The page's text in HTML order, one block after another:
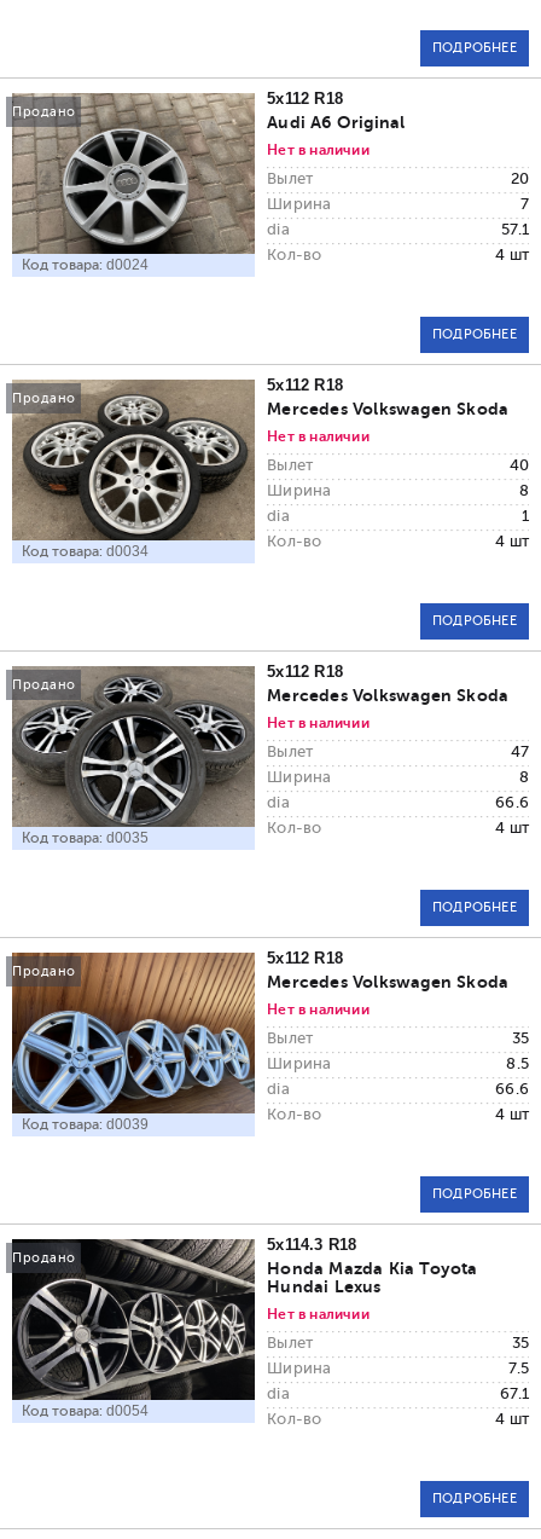
ПОДРОБНЕЕ
Продано
Код товара: d0024
5x112 R18
Audi A6 Original
Нет в наличии
Вылет
20
Ширина
7
dia
57.1
Кол-во
4 шт
ПОДРОБНЕЕ
Продано
Код товара: d0034
5x112 R18
Mercedes Volkswagen Skoda
Нет в наличии
Вылет
40
Ширина
8
dia
1
Кол-во
4 шт
ПОДРОБНЕЕ
Продано
Код товара: d0035
5x112 R18
Mercedes Volkswagen Skoda
Нет в наличии
Вылет
47
Ширина
8
dia
66.6
Кол-во
4 шт
ПОДРОБНЕЕ
Продано
Код товара: d0039
5x112 R18
Mercedes Volkswagen Skoda
Нет в наличии
Вылет
35
Ширина
8.5
dia
66.6
Кол-во
4 шт
ПОДРОБНЕЕ
Продано
Код товара: d0054
5x114.3 R18
Honda Mazda Kia Toyota
Hundai Lexus
Нет в наличии
Вылет
35
Ширина
7.5
dia
67.1
Кол-во
4 шт
ПОДРОБНЕЕ